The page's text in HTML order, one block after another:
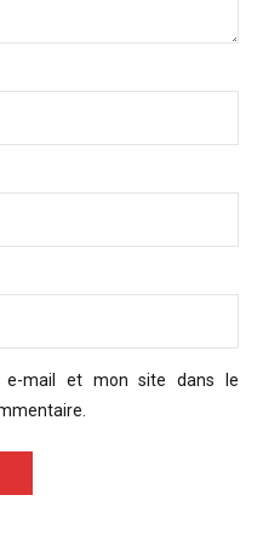
e-mail et mon site dans le